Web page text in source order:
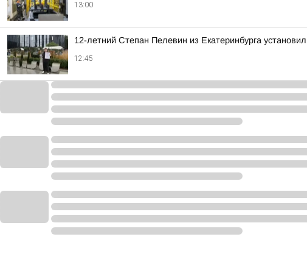
13:00
12-летний Степан Пелевин из Екатеринбурга
12:45